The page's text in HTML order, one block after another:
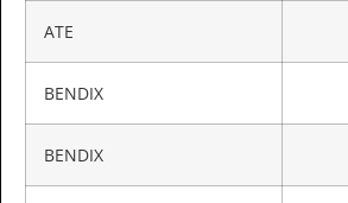
ATE
BENDIX
BENDIX